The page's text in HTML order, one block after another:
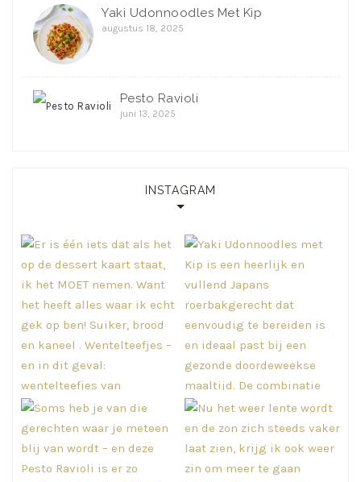
Yaki Udonnoodles Met Kip
augustus 18, 2025
Pesto Ravioli
juni 13, 2025
INSTAGRAM